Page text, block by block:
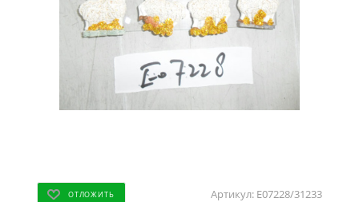
ОТЛОЖИТЬ Артикул: E07228/31233